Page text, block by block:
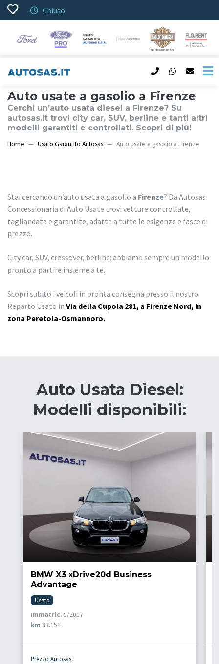
Chiuso
Auto usate a gasolio a Firenze
Cerchi un’auto usata diesel a Firenze? Su
autosas.it trovi city car, SUV, berline e tanti altri
modelli garantiti e controllati. Scopri di più!
Home Usato Garantito Autosas Auto usate a gasolio a Firenze
Stai cercando un’auto usata a gasolio a Firenze? Da Autosas
Concessionaria di Auto Usate trovi vetture controllate,
tagliandate e garantite, adatte a tutte le esigenze e fasce di
prezzo.
City car, SUV, crossover, berline: abbiamo sempre un modello
pronto a partire insieme a te.
Scopri subito i veicoli in pronta consegna presso il nostro
Reparto Usato in Via della Cupola 281, a Firenze Nord, in
zona Peretola-Osmannoro.
Auto Usata Diesel:
Modelli disponibili:
BMW X3 xDrive20d Business
Advantage
Usato
Immatric. 5/2017
km 83.151
Prezzo Autosas